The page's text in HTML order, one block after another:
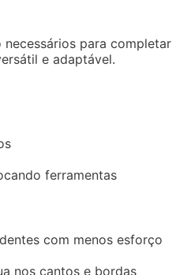
para completar
e adaptável.
ferramentas
com menos esforço
nos cantos e bordas